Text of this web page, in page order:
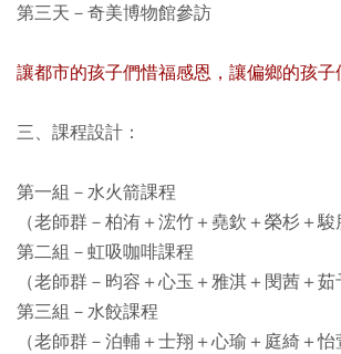
第三天－奇美博物館參訪
讓都市的孩子們惜福感恩，讓偏鄉的孩子
三、課程設計：
第一組－水火箭課程
（老師群－柏洧＋浤竹＋堯欽＋榮杉＋駿
第二組－虹吸咖啡課程
（老師群－昀容＋心玉＋雅淇＋閔茜＋茹
第三組－水餃課程
（老師群－泊輔＋士翔＋心瑜＋庭綺＋怡